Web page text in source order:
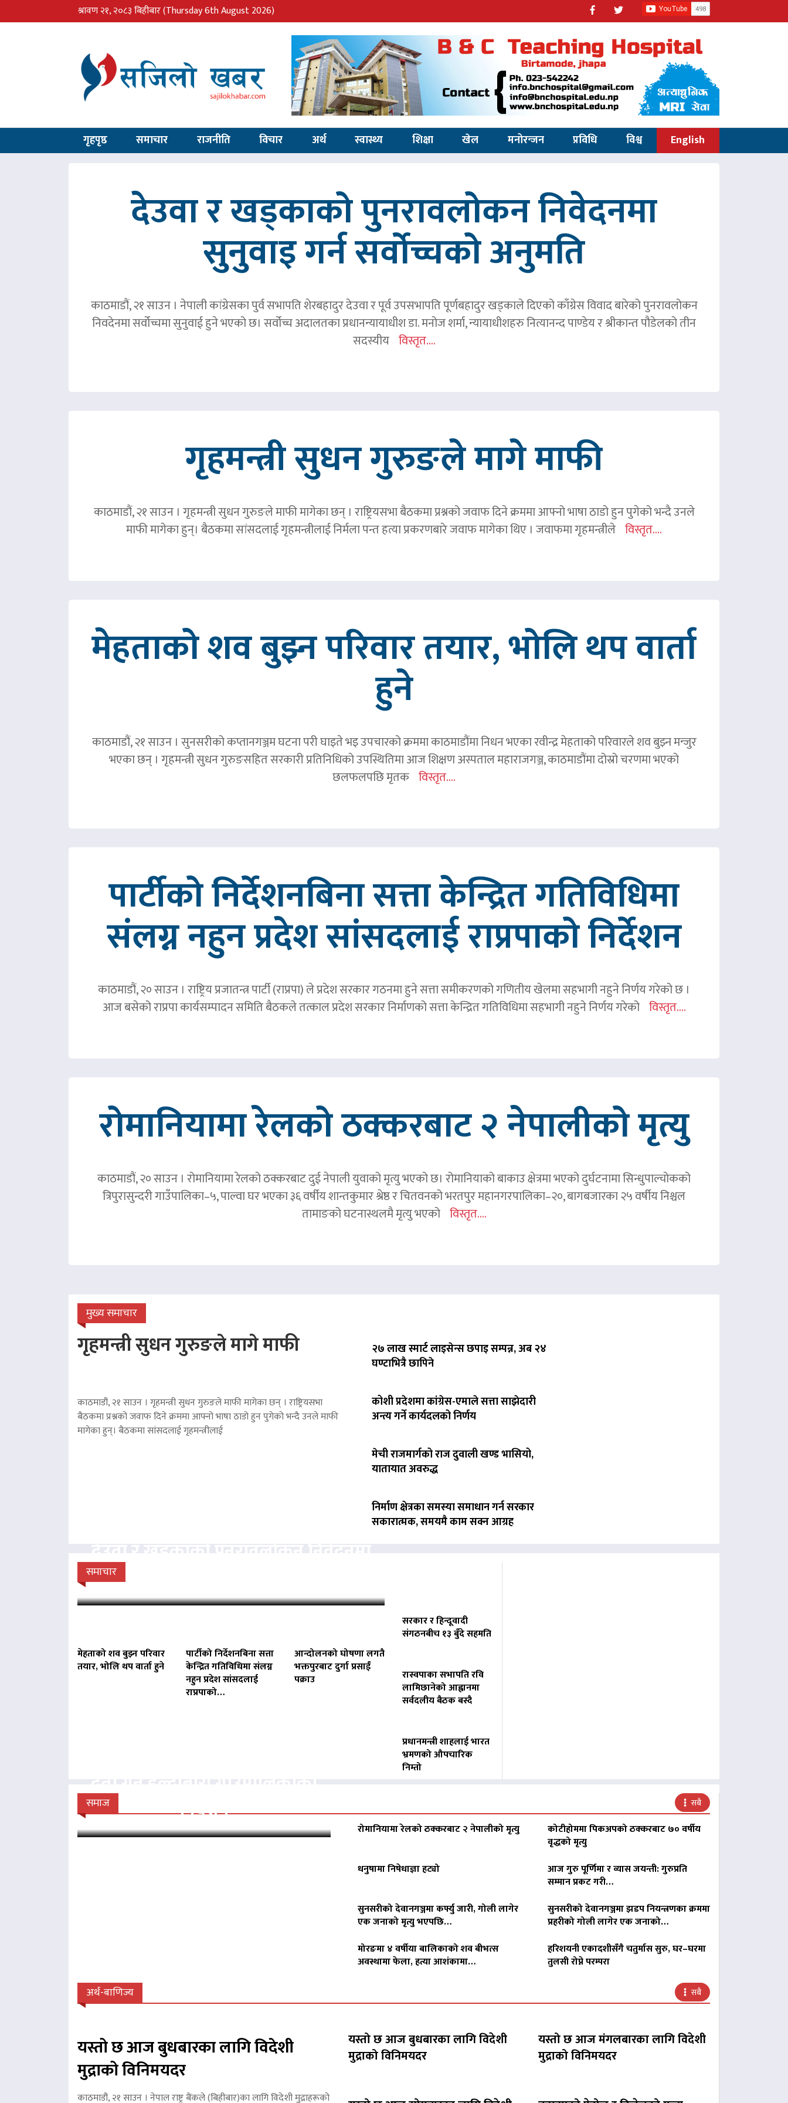
श्रावण २१, २०८३ बिहीबार(Thursday 6th August 2026)
गृहपृष्ठ समाचार राजनीति विचार अर्थ स्वास्थ्य शिक्षा खेल मनोरन्जन प्रविधि विश्व English
देउवा र खड्काको पुनरावलोकन निवेदनमा
सुनुवाइ गर्न सर्वोच्चको अनुमति
काठमाडौं, २१ साउन । नेपाली कांग्रेसका पुर्व सभापति शेरबहादुर देउवा र पूर्व उपसभापति पूर्णबहादुर खड्काले दिएको काँग्रेस विवाद बारेको पुनरावलोकन
निवदेनमा सर्वोच्चमा सुनुवाई हुने भएको छ। सर्वोच्च अदालतका प्रधानन्यायाधीश डा. मनोज शर्मा, न्यायाधीशहरु नित्यानन्द पाण्डेय र श्रीकान्त पौडेलको तीन
सदस्यीय विस्तृत....
गृहमन्त्री सुधन गुरुङले मागे माफी
काठमाडौं, २१ साउन । गृहमन्त्री सुधन गुरुङले माफी मागेका छन् । राष्ट्रियसभा बैठकमा प्रश्नको जवाफ दिने क्रममा आफ्नो भाषा ठाडो हुन पुगेको भन्दै उनले
माफी मागेका हुन्। बैठकमा सांसदलाई गृहमन्त्रीलाई निर्मला पन्त हत्या प्रकरणबारे जवाफ मागेका थिए । जवाफमा गृहमन्त्रीले विस्तृत....
मेहताको शव बुझ्न परिवार तयार, भोलि थप वार्ता
हुने
काठमाडौं, २१ साउन । सुनसरीको कप्तानगञ्जम घटना परी घाइते भइ उपचारको क्रममा काठमाडौंमा निधन भएका रवीन्द्र मेहताको परिवारले शव बुझ्न मन्जुर
भएका छन् । गृहमन्त्री सुधन गुरुङसहित सरकारी प्रतिनिधिको उपस्थितिमा आज शिक्षण अस्पताल महाराजगञ्ज, काठमाडौंमा दोस्रो चरणमा भएको
छलफलपछि मृतक विस्तृत....
पार्टीको निर्देशनबिना सत्ता केन्द्रित गतिविधिमा
संलग्न नहुन प्रदेश सांसदलाई राप्रपाको निर्देशन
काठमाडौं, २० साउन । राष्ट्रिय प्रजातन्त्र पार्टी (राप्रपा) ले प्रदेश सरकार गठनमा हुने सत्ता समीकरणको गणितीय खेलमा सहभागी नहुने निर्णय गरेको छ ।
आज बसेको राप्रपा कार्यसम्पादन समिति बैठकले तत्काल प्रदेश सरकार निर्माणको सत्ता केन्द्रित गतिविधिमा सहभागी नहुने निर्णय गरेको विस्तृत....
रोमानियामा रेलको ठक्करबाट २ नेपालीको मृत्यु
काठमाडौं, २० साउन । रोमानियामा रेलको ठक्करबाट दुई नेपाली युवाको मृत्यु भएको छ। रोमानियाको बाकाउ क्षेत्रमा भएको दुर्घटनामा सिन्धुपाल्चोकको
त्रिपुरासुन्दरी गाउँपालिका–५, पाल्वा घर भएका ३६ वर्षीय शान्तकुमार श्रेष्ठ र चितवनको भरतपुर महानगरपालिका–२०, बागबजारका २५ वर्षीय निश्चल
तामाङको घटनास्थलमै मृत्यु भएको विस्तृत....
मुख्य समाचार
गृहमन्त्री सुधन गुरुङले मागे माफी
काठमाडौं, २१ साउन । गृहमन्त्री सुधन गुरुङले माफी मागेका छन् । राष्ट्रियसभा
बैठकमा प्रश्नको जवाफ दिने क्रममा आफ्नो भाषा ठाडो हुन पुगेको भन्दै उनले माफी
मागेका हुन्। बैठकमा सांसदलाई गृहमन्त्रीलाई
२७ लाख स्मार्ट लाइसेन्स छपाइ सम्पन्न, अब २४
घण्टाभित्रै छापिने
कोशी प्रदेशमा कांग्रेस-एमाले सत्ता साझेदारी
अन्त्य गर्ने कार्यदलको निर्णय
मेची राजमार्गको राज दुवाली खण्ड भासियो,
यातायात अवरुद्ध
निर्माण क्षेत्रका समस्या समाधान गर्न सरकार
सकारात्मक, समयमै काम सक्न आग्रह
समाचार
मेहताको शव बुझ्न परिवार
तयार, भोलि थप वार्ता हुने
पार्टीको निर्देशनबिना सत्ता
केन्द्रित गतिविधिमा संलग्न
नहुन प्रदेश सांसदलाई
राप्रपाको…
आन्दोलनको घोषणा लगतै
भक्तपुरबाट दुर्गा प्रसाईं
पक्राउ
सरकार र हिन्दूवादी
संगठनबीच १३ बुँदे सहमति
रास्वपाका सभापति रवि
लामिछानेको आह्वानमा
सर्वदलीय बैठक बस्दै
प्रधानमन्त्री शाहलाई भारत
भ्रमणको औपचारिक
निम्तो
समाज सबै
निर्देशन
रोमानियामा रेलको ठक्करबाट २ नेपालीको मृत्यु
कोटीहोममा पिकअपको ठक्करबाट ७० वर्षीय
वृद्धको मृत्यु
धनुषामा निषेधाज्ञा हट्यो
आज गुरु पूर्णिमा र व्यास जयन्ती: गुरुप्रति
सम्मान प्रकट गरी…
सुनसरीको देवानगञ्जमा कर्फ्यु जारी, गोली लागेर
एक जनाको मृत्यु भएपछि…
सुनसरीको देवानगञ्जमा झडप नियन्त्रणका क्रममा
प्रहरीको गोली लागेर एक जनाको…
मोरङमा ४ वर्षीया बालिकाको शव बीभत्स
अवस्थामा फेला, हत्या आशंकामा…
हरिशयनी एकादशीसँगै चतुर्मास सुरु, घर–घरमा
तुलसी रोप्ने परम्परा
अर्थ-बाणिज्य सबै
यस्तो छ आज बुधबारका लागि विदेशी
मुद्राको विनिमयदर
काठमाडौं, २१ साउन । नेपाल राष्ट्र बैंकले (बिहीबार)का लागि विदेशी मुद्राहरूको
यस्तो छ आज बुधबारका लागि विदेशी
मुद्राको विनिमयदर
यस्तो छ आज मंगलबारका लागि विदेशी
मुद्राको विनिमयदर